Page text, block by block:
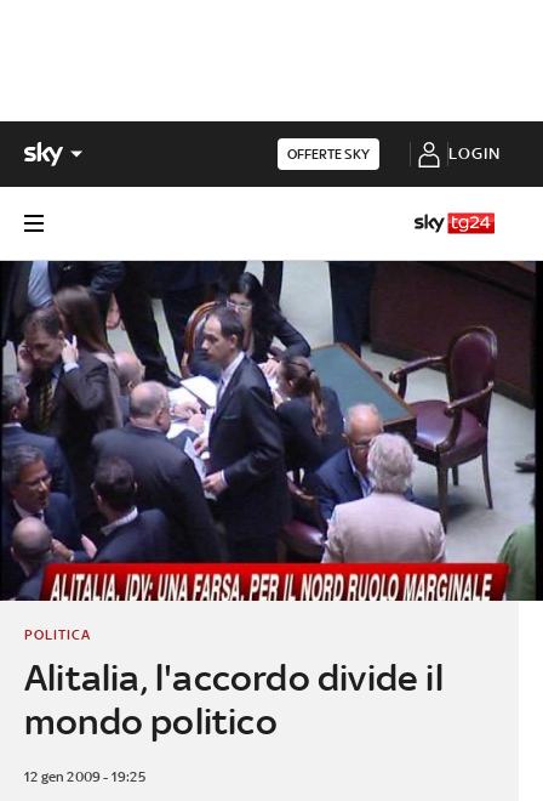
OFFERTE SKY LOGIN
Alitalia, l'accordo divide il
mondo politico
POLITICA
12 gen 2009 - 19:25